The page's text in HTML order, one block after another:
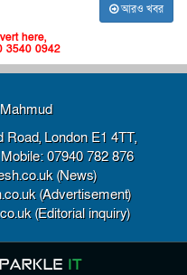
আরও খবর
here,
3540 0942
London E1 4TT,
07940 782 876
(News)
(Advertisement)
(Editorial inquiry)